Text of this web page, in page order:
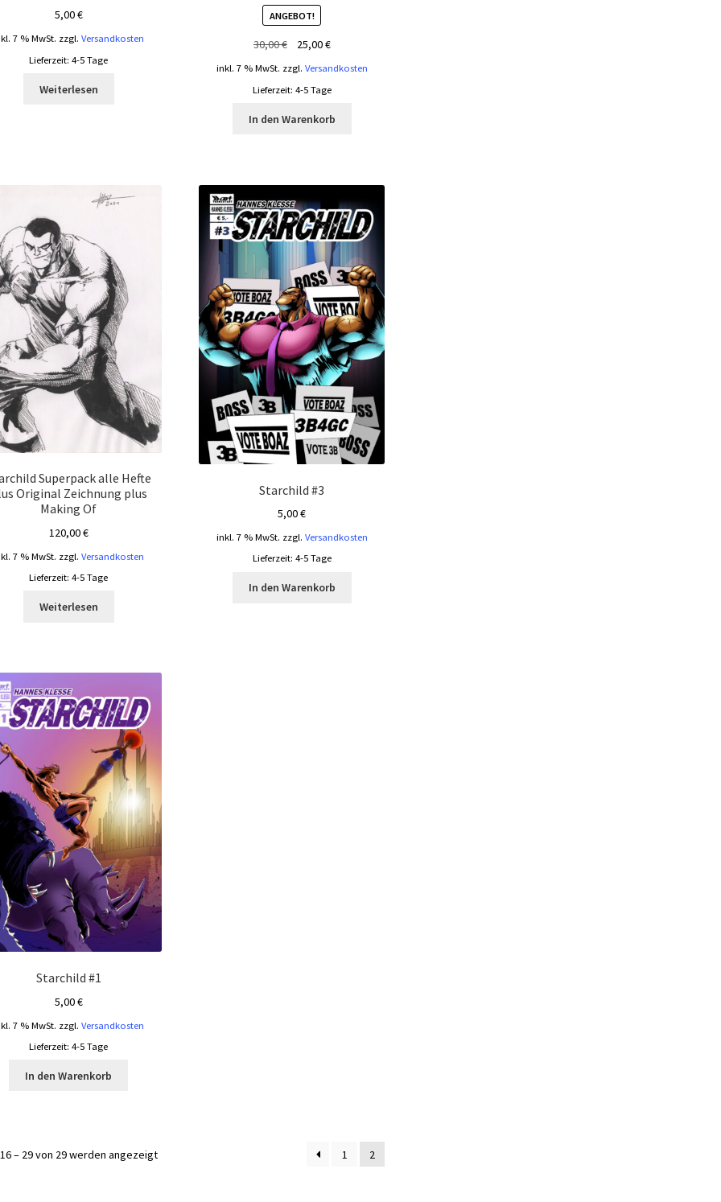
5,00€
7 % MwSt. zzgl.Versandkosten
Lieferzeit:4-5 Tage
Weiterlesen
ANGEBOT!
30,00€
Ursprünglicher
30,00 €
25,00€Aktueller
25,00 €.
inkl. 7 % MwSt. zzgl. Versandkosten
Lieferzeit: 4-5 Tage
In den Warenkorb
Superpack alle Hefte
Original Zeichnung plus
Making Of
120,00€
7 % MwSt. zzgl.Versandkosten
Lieferzeit:4-5 Tage
Weiterlesen
Starchild #3
5,00€
inkl. 7 % MwSt. zzgl. Versandkosten
Lieferzeit: 4-5 Tage
In den Warenkorb
Starchild #1
5,00€
7 % MwSt. zzgl.Versandkosten
Lieferzeit:4-5 Tage
In den Warenkorb
– 29 von 29 werden angezeigtNach
1 2